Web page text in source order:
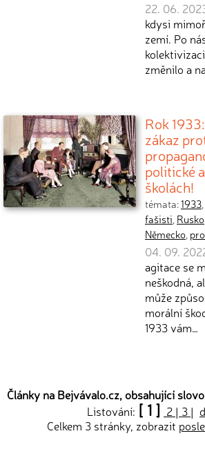
22. 06.
kdysi
zemí. Po
změnilo a
Rok
zákaz
politické
školách!
témata:1933,
fašisti, Rusko
Německo,
04. 09.
agitace se
neškodná,
může
morální
1933 vám…
Články na Bejvávalo.cz, obsahující slovo
Listování: [ 1 ] 2 | 3 |
Celkem 3 stránky, zobrazit